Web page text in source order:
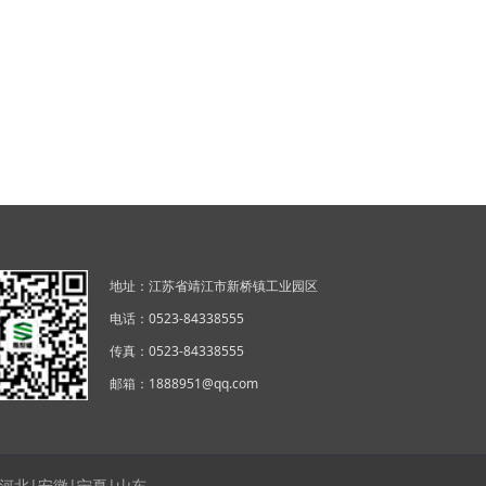
地址：江苏省靖江市新桥镇工业园区
电话：0523-84338555
传真：0523-84338555
邮箱：1888951@qq.com